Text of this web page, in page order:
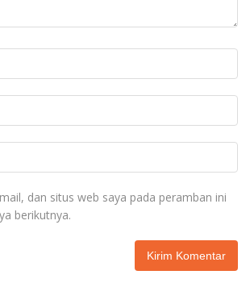
dan situs web saya pada peramban ini
berikutnya.